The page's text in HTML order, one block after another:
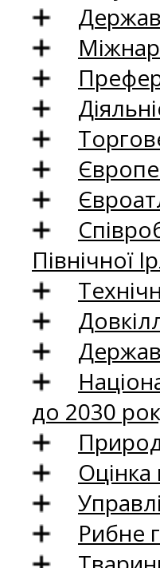
Північної
до 2030
Рибне